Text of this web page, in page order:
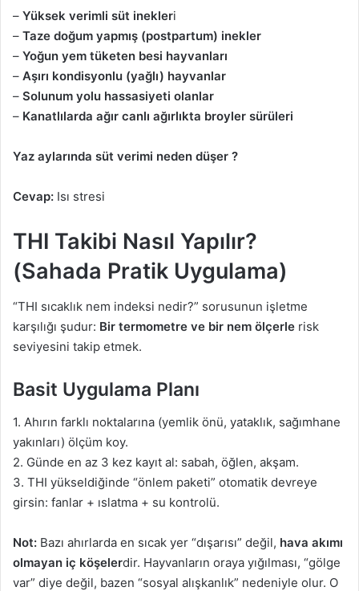
– Yüksek verimli süt inekleri
– Taze doğum yapmış (postpartum) inekler
– Yoğun yem tüketen besi hayvanları
– Aşırı kondisyonlu (yağlı) hayvanlar
– Solunum yolu hassasiyeti olanlar
– Kanatlılarda ağır canlı ağırlıkta broyler sürüleri
Yaz aylarında süt verimi neden düşer ?
Cevap: Isı stresi
THI Takibi Nasıl Yapılır?
(Sahada Pratik Uygulama)
“THI sıcaklık nem indeksi nedir?” sorusunun işletme
karşılığı şudur: Bir termometre ve bir nem ölçerle risk
seviyesini takip etmek.
Basit Uygulama Planı
1. Ahırın farklı noktalarına (yemlik önü, yataklık, sağımhane
yakınları) ölçüm koy.
2. Günde en az 3 kez kayıt al: sabah, öğlen, akşam.
3. THI yükseldiğinde “önlem paketi” otomatik devreye
girsin: fanlar + ıslatma + su kontrolü.
Not: Bazı ahırlarda en sıcak yer “dışarısı” değil, hava akımı
olmayan iç köşelerdir. Hayvanların oraya yığılması, “gölge
var” diye değil, bazen “sosyal alışkanlık” nedeniyle olur. O